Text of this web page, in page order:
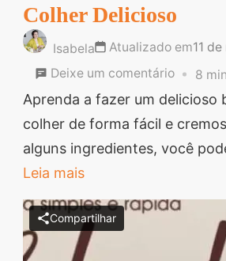
Colher Delicioso
Isabela Atualizado em11
Deixe um comentárioem
Receita
Fácil
de
Delicioso
8
Aprenda a fazer um delicioso
colher de forma fácil e
alguns ingredientes, você
Leia mais
Compartilhar